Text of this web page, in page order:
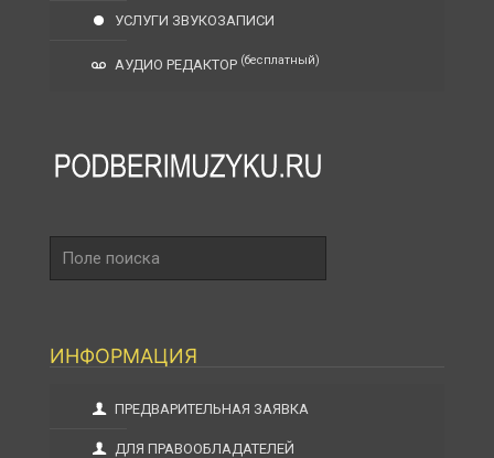
УСЛУГИ ЗВУКОЗАПИСИ
АУДИО РЕДАКТОР (бесплатный)
поиска
ИНФОРМАЦИЯ
ПРЕДВАРИТЕЛЬНАЯ ЗАЯВКА
ДЛЯ ПРАВООБЛАДАТЕЛЕЙ